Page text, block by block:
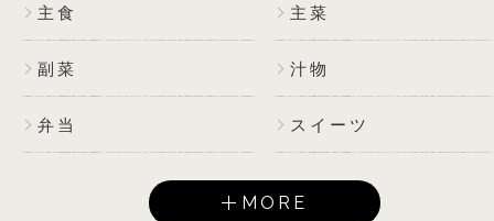
主食 主菜
副菜 汁物
弁当 スイーツ
MORE